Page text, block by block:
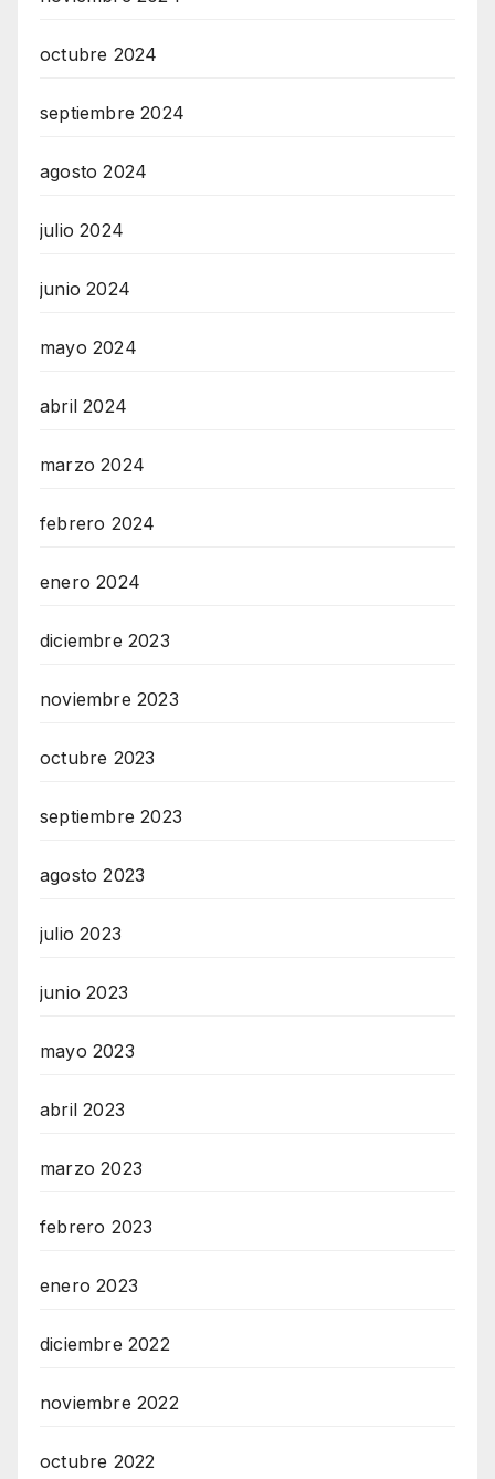
octubre 2024
septiembre 2024
agosto 2024
julio 2024
junio 2024
mayo 2024
abril 2024
marzo 2024
febrero 2024
enero 2024
diciembre 2023
noviembre 2023
octubre 2023
septiembre 2023
agosto 2023
julio 2023
junio 2023
mayo 2023
abril 2023
marzo 2023
febrero 2023
enero 2023
diciembre 2022
noviembre 2022
octubre 2022